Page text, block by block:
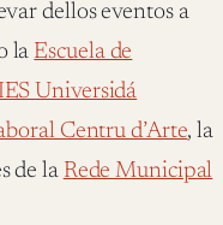
dellos eventos a
la Escuela de
IES Universidá
Centru d’Arte, la
de la Rede Municipal